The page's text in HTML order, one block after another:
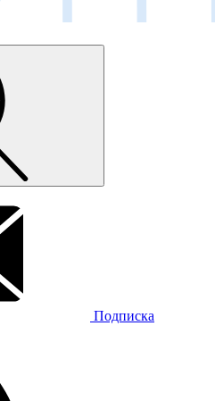
Подписка